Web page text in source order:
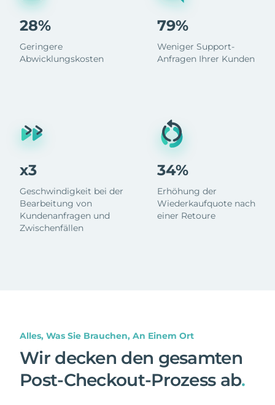
28%
Geringere
Abwicklungskosten
x3
Geschwindigkeit bei der
Bearbeitung von
Kundenanfragen und
Zwischenfällen
79%
Weniger Support-
Anfragen Ihrer Kunden
34%
Erhöhung der
Wiederkaufquote nach
einer Retoure
Alles, Was Sie Brauchen, An Einem Ort
Wir decken den gesamten
Post-Checkout-Prozess ab.